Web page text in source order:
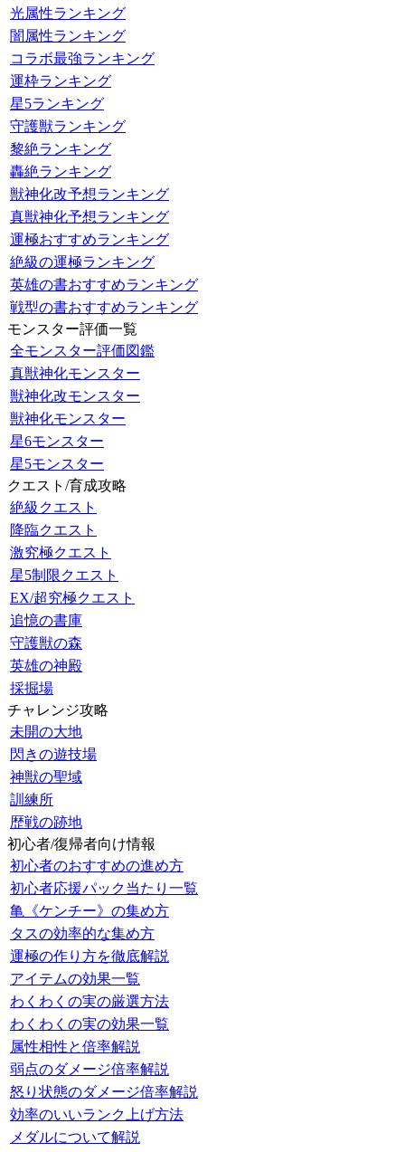
光属性ランキング
闇属性ランキング
コラボ最強ランキング
運枠ランキング
星5ランキング
守護獣ランキング
黎絶ランキング
轟絶ランキング
獣神化改予想ランキング
真獣神化予想ランキング
運極おすすめランキング
絶級の運極ランキング
英雄の書おすすめランキング
戦型の書おすすめランキング
モンスター評価一覧
全モンスター評価図鑑
真獣神化モンスター
獣神化改モンスター
獣神化モンスター
星6モンスター
星5モンスター
クエスト/育成攻略
絶級クエスト
降臨クエスト
激究極クエスト
星5制限クエスト
EX/超究極クエスト
追憶の書庫
守護獣の森
英雄の神殿
採掘場
チャレンジ攻略
未開の大地
閃きの遊技場
神獣の聖域
訓練所
歴戦の跡地
初心者/復帰者向け情報
初心者のおすすめの進め方
初心者応援パック当たり一覧
亀《ケンチー》の集め方
タスの効率的な集め方
運極の作り方を徹底解説
アイテムの効果一覧
わくわくの実の厳選方法
わくわくの実の効果一覧
属性相性と倍率解説
弱点のダメージ倍率解説
怒り状態のダメージ倍率解説
効率のいいランク上げ方法
メダルについて解説